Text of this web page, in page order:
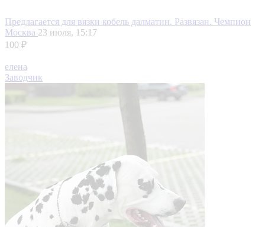
Предлагается для вязки кобель далматин. Развязан. Чемпион
Москва 23 июля, 15:17
100 ₽
елена
Заводчик